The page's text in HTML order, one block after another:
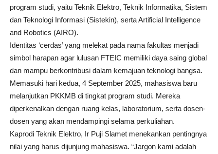
program studi, yaitu Teknik Elektro, Teknik Informatika, Sistem
dan Teknologi Informasi (Sistekin), serta Artificial Intelligence
and Robotics (AIRO).
Identitas ‘cerdas’ yang melekat pada nama fakultas menjadi
simbol harapan agar lulusan FTEIC memiliki daya saing global
dan mampu berkontribusi dalam kemajuan teknologi bangsa.
Memasuki hari kedua, 4 September 2025, mahasiswa baru
melanjutkan PKKMB di tingkat program studi. Mereka
diperkenalkan dengan ruang kelas, laboratorium, serta dosen-
dosen yang akan mendampingi selama perkuliahan.
Kaprodi Teknik Elektro, Ir Puji Slamet menekankan pentingnya
nilai yang harus dijunjung mahasiswa. “Jargon kami adalah